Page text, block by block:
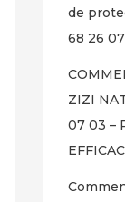
de
68 26
ZIZI
07 03 –